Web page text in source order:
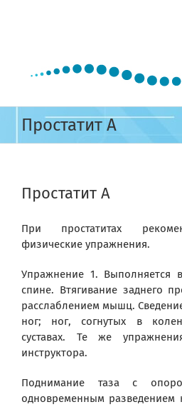
Простатит А
Простатит А
При простатитах
физические упражнения.
Упражнение 1.
спине. Втягивание заднего
расслаблением мышц.
ног; ног, согнутых в
суставах. Те же
инструктора.
Поднимание таза с
одновременным разведением